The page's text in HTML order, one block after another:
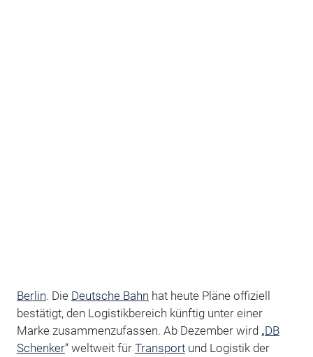
Berlin. Die Deutsche Bahn hat heute Pläne offiziell
bestätigt, den Logistikbereich künftig unter einer
Marke zusammenzufassen. Ab Dezember wird „DB
Schenker“ weltweit für Transportund Logistik der